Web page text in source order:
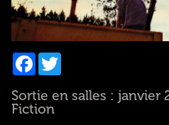
Facebook
Twitter
Sortie en salles : janvier
Fiction